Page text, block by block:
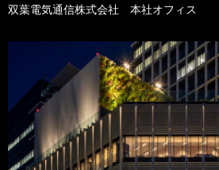
双葉電気通信株式会社 本社オフィス